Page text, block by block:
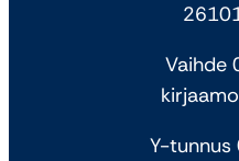
Vaihde
Y-